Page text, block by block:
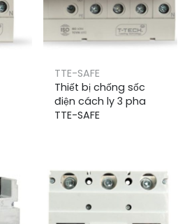
TTE-SAFE
Thiết bị chống sốc
điện cách ly 3 pha
TTE-SAFE